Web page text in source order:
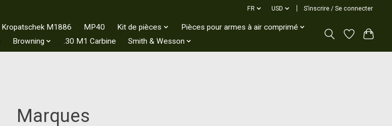
FR USD S’inscrire / Se connecter
Kropatschek M1886 MP40 Kit de pièces
Pièces pour armes à air comprimé
Browning .30 M1 Carbine Smith & Wesson
Marques